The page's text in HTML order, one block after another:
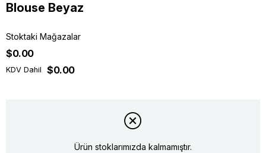
Blouse Beyaz
Stoktaki Mağazalar
$0.00
KDV Dahil $0.00
Ürün stoklarımızda kalmamıştır.